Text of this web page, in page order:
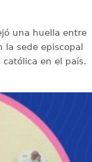
una huella entre
la sede episcopal
en el país.